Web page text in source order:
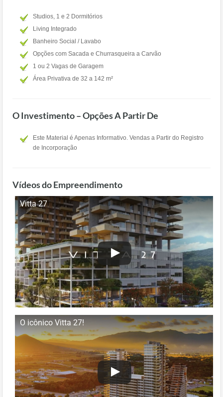
Studios, 1 e 2 Dormitórios
Living Integrado
Banheiro Social / Lavabo
Opções com Sacada e Churrasqueira a Carvão
1 ou 2 Vagas de Garagem
Área Privativa de 32 a 142 m²
O Investimento – Opções A Partir De
Este Material é Apenas Informativo. Vendas a Partir do Registro
de Incorporação
Vídeos do Empreendimento
Vitta 27
O icônico Vitta 27!